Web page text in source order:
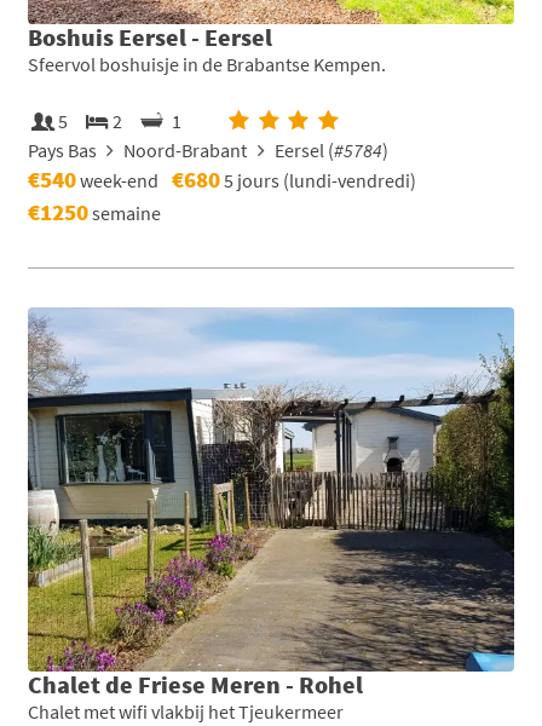
Boshuis Eersel - Eersel
Sfeervol boshuisje in de Brabantse Kempen.
5 2
1
Pays Bas
Noord-Brabant Eersel (#5784)
€540week-end €6805 jours (lundi-vendredi)
€1250semaine
Chalet de Friese Meren - Rohel
Chalet met wifi vlakbij het Tjeukermeer